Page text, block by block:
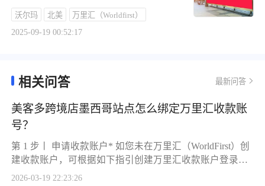
行账户。
照片，并填写股东信息，同时建议使用
加同名银行卡作为收款人，设置支付密
20个子账户，具体数量视实际收款量而
定。通过以上步骤，卖家可以顺利完成
电商业务顺利开展奠定基础。
玛店铺的企业认证信息一致；随后在万
里汇后台创建专用于沃尔玛的美元收款
payment method”中选择万里汇，填写账
绑定。需要注意的是，沃尔玛平台要求
使用企业账户进行收款，且账户信息需
与店铺认证信息一致，否则可能导致绑
定失败。通过以上步骤，卖家可以顺利
完成收款账户的绑定，保障在沃尔玛平
台的正常运营。
沃尔玛 北美 万里汇（Worldfirst）
2025-09-19 00:52:17
相关问答 最新问答
美客多跨境店墨西哥站点怎么绑定万里汇收款账
号？
第 1 步丨 申请收款账户* 如您未在万里汇（WorldFirst）创
建收款账户，可根据如下指引创建万里汇收款账户登录万
里汇，点击【店铺管理】→【新增店铺收款账户】在【电
2026-03-19 22:23:26